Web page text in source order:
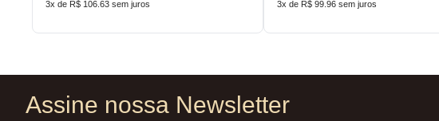
3x de R$ 106.63 sem juros 3x de R$ 99.96 sem juros
Assine nossa Newsletter